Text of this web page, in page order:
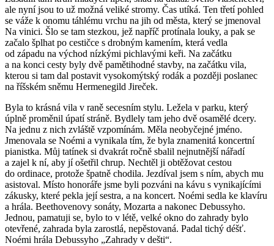
ale nyní jsou to už možná veliké stromy. Čas utíká. Ten třetí pohled
se váže k onomu táhlému vrchu na jih od města, který se jmenoval
Na vinici. Šlo se tam stezkou, jež napříč protínala louky, a pak se
začalo šplhat po cestičce s drobným kamením, která vedla
od západu na východ nízkými pichlavými keři. Na začátku
a na konci cesty byly dvě pamětihodné stavby, na začátku vila,
kterou si tam dal postavit vysokomýtský rodák a později poslanec
na říšském sněmu Hermenegild Jireček.
Byla to krásná vila v raně secesním stylu. Ležela v parku, který
úplně proměnil úpatí stráně. Bydlely tam jeho dvě osamělé dcery.
Na jednu z nich zvláště vzpomínám. Měla neobyčejné jméno.
Jmenovala se Noémi a vynikala tím, že byla znamenitá koncertní
pianistka. Můj tatínek si dvakrát ročně sbalil nejnutnější nářadí
a zajel k ní, aby jí ošetřil chrup. Nechtěl ji obtěžovat cestou
do ordinace, protože špatně chodila. Jezdíval jsem s ním, abych mu
asistoval. Místo honoráře jsme byli pozváni na kávu s vynikajícími
zákusky, které pekla její sestra, a na koncert. Noémi sedla ke klavíru
a hrála. Beethovenovy sonáty, Mozarta a nakonec Debussyho.
Jednou, pamatuji se, bylo to v létě, velké okno do zahrady bylo
otevřené, zahrada byla zarostlá, nepěstovaná. Padal tichý déšť.
Noémi hrála Debussyho „Zahrady v dešti“.